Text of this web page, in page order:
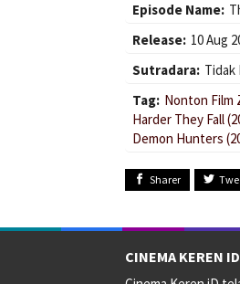
Episode Name:
Release: 10 Aug
Sutradara: Tidak
Tag: Nonton Film
Harder They Fall
Demon Hunters
Sharer
CINEMA KEREN ID